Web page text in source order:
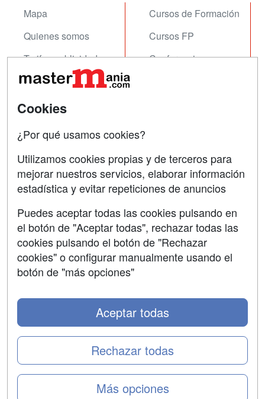
Mapa
Quienes somos
Tarifas publicidad
Acceso Usuarios
Acceso Centros
Cursos de Formación
Cursos FP
Conferencias
Contactar
Confidencialidad
Aviso legal
Copyleft
Cookies
¿Por qué usamos cookies?
Utilizamos cookies propias y de terceros para
mejorar nuestros servicios, elaborar información
estadística y evitar repeticiones de anuncios
Puedes aceptar todas las cookies pulsando en
el botón de "Aceptar todas", rechazar todas las
cookies pulsando el botón de "Rechazar
cookies" o configurar manualmente usando el
botón de "más opciones"
Más opciones
Rechazar todas
Aceptar todas